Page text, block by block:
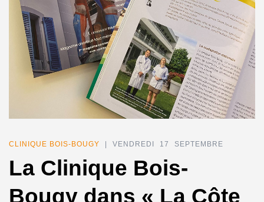
CLINIQUE BOIS-BOUGY | VENDREDI 17 SEPTEMBRE
La Clinique Bois-
Bougy dans « La Côte